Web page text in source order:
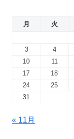
月 火
3
4
10
11
17
18
24
25
31
« 11月